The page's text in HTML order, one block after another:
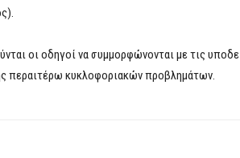
οι οδηγοί να συμμορφώνονται με τις
περαιτέρω κυκλοφοριακών προβλημάτων.